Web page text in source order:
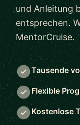
und Anleitung
entsprechen.
MentorCruise.
Tausende
Flexible
Kostenlose